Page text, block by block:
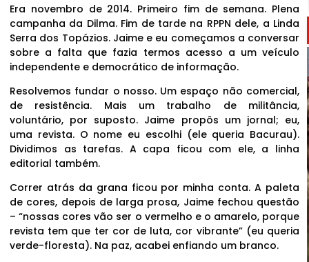
Era novembro de 2014. Primeiro fim de semana. Plena
campanha da Dilma. Fim de tarde na RPPN dele, a Linda
Serra dos Topázios. Jaime e eu começamos a conversar
sobre a falta que fazia termos acesso a um veículo
independente e democrático de informação.
Resolvemos fundar o nosso. Um espaço não comercial,
de resistência. Mais um trabalho de militância,
voluntário, por suposto. Jaime propôs um jornal; eu,
uma revista. O nome eu escolhi (ele queria Bacurau).
Dividimos as tarefas. A capa ficou com ele, a linha
editorial também.
Correr atrás da grana ficou por minha conta. A paleta
de cores, depois de larga prosa, Jaime fechou questão
– “nossas cores vão ser o vermelho e o amarelo, porque
revista tem que ter cor de luta, cor vibrante” (eu queria
verde-floresta). Na paz, acabei enfiando um branco.